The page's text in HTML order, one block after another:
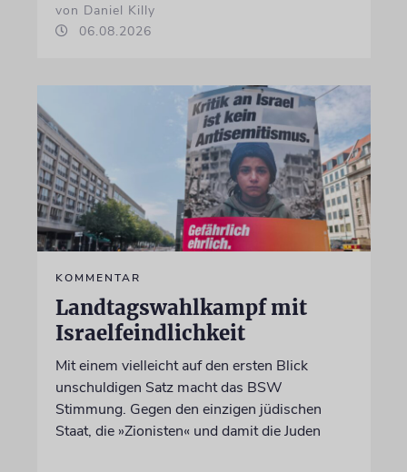
von Daniel Killy
06.08.2026
KOMMENTAR
Landtagswahlkampf mit
Israelfeindlichkeit
Mit einem vielleicht auf den ersten Blick
unschuldigen Satz macht das BSW
Stimmung. Gegen den einzigen jüdischen
Staat, die »Zionisten« und damit die Juden